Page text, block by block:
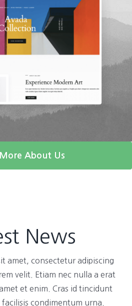
More About Us
News
amet, consectetur adipiscing
velit. Etiam nec nulla a erat
et enim. Cras id tincidunt
facilisis condimentum urna.